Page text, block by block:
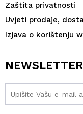
Zaštita privatnosti
Uvjeti prodaje,
Izjava o korištenju